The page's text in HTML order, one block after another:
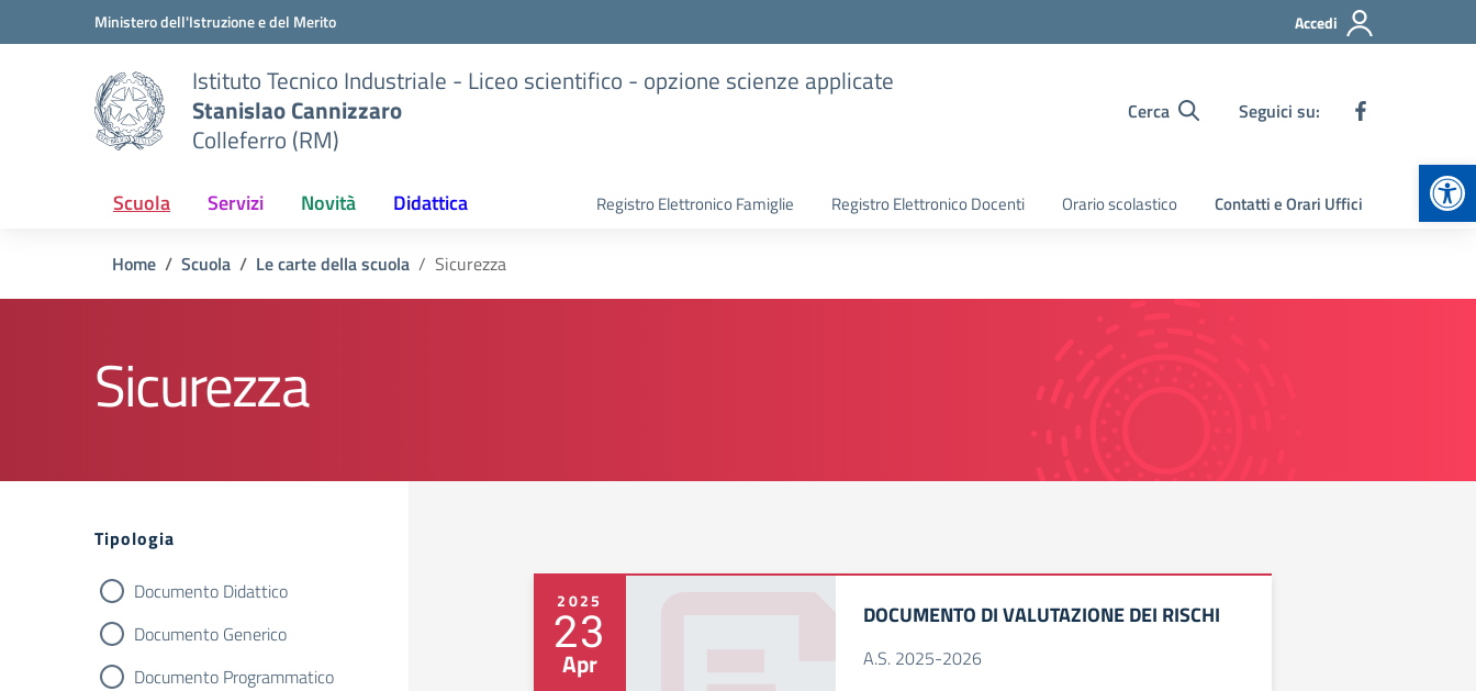
Vai ai contenuti
Vai al menu di navigazioneMinistero dell'Istruzione e del Merito Accedi
Istituto Tecnico Industriale - Liceo scientifico - opzione scienze applicate
Stanislao Cannizzaro
Colleferro (RM)
Cerca Seguici su:
Scuola Servizi Novità Didattica Registro Elettronico Famiglie Registro Elettronico Docenti Orario scolastico Contatti e Orari Uffici
Home Scuola Le carte della scuola Sicurezza
Sicurezza
Filtri
Tipologia
Documento Didattico
Documento Generico
Documento Programmatico
2025
23
Apr
DOCUMENTO DI VALUTAZIONE DEI RISCHI
A.S. 2025-2026